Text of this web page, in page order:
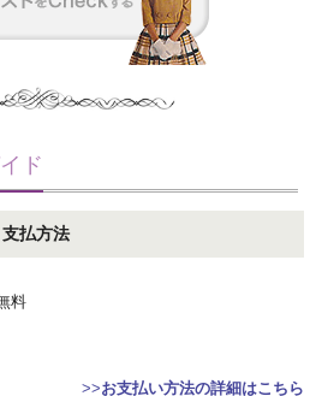
ド
支払方法
料
>>お支払い方法の詳細はこちら